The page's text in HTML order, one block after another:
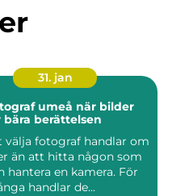
31. jan
umeå när bilder
bära berättelsen
välja fotograf handlar om
än att hitta någon som
hantera en kamera. För
handlar de...